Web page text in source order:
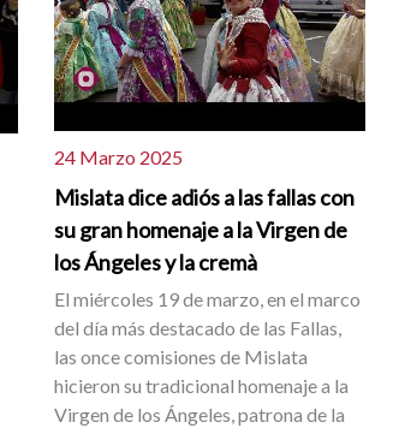
24 Marzo 2025
Mislata dice adiós a las fallas con
su gran homenaje a la Virgen de
los Ángeles y la cremà
El miércoles 19 de marzo, en el marco
del día más destacado de las Fallas,
las once comisiones de Mislata
hicieron su tradicional homenaje a la
Virgen de los Ángeles, patrona de la